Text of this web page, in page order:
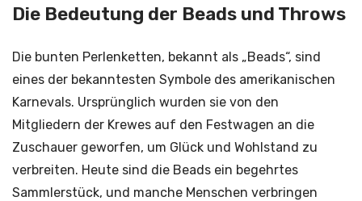
Die Bedeutung der Beads und Throws
Die bunten Perlenketten, bekannt als „Beads“, sind
eines der bekanntesten Symbole des amerikanischen
Karnevals. Ursprünglich wurden sie von den
Mitgliedern der Krewes auf den Festwagen an die
Zuschauer geworfen, um Glück und Wohlstand zu
verbreiten. Heute sind die Beads ein begehrtes
Sammlerstück, und manche Menschen verbringen